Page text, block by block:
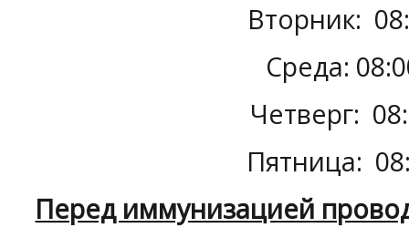
Вторник:
Среда:
Четверг:
Пятница:
Перед иммунизацией